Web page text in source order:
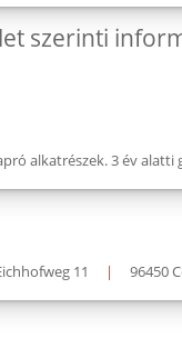
szerinti
alkatrészek. 3 év
11 | 96450